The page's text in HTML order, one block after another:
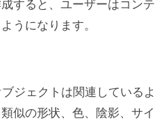
すると、ユーザーはコンテ
うになります。
ジェクトは関連しているよ
似の形状、色、陰影、サイ